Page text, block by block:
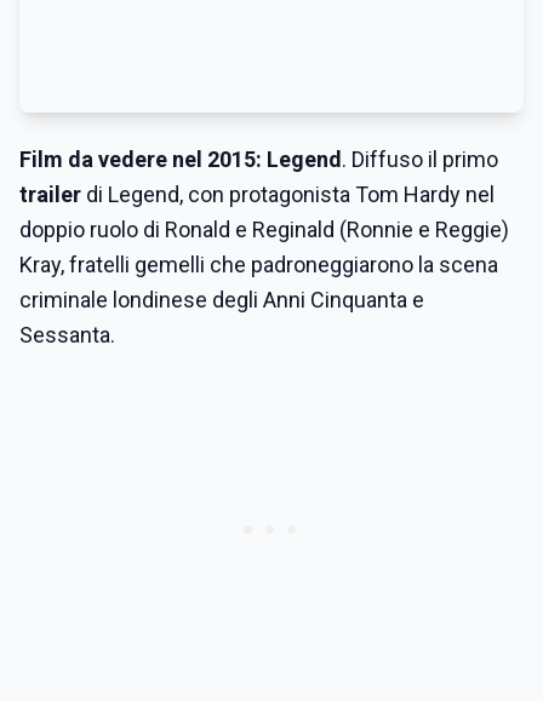
Film da vedere nel 2015: Legend . Diffuso il primo
trailer di Legend, con protagonista Tom Hardy nel
doppio ruolo di Ronald e Reginald (Ronnie e Reggie)
Kray, fratelli gemelli che padroneggiarono la scena
criminale londinese degli Anni Cinquanta e
Sessanta.